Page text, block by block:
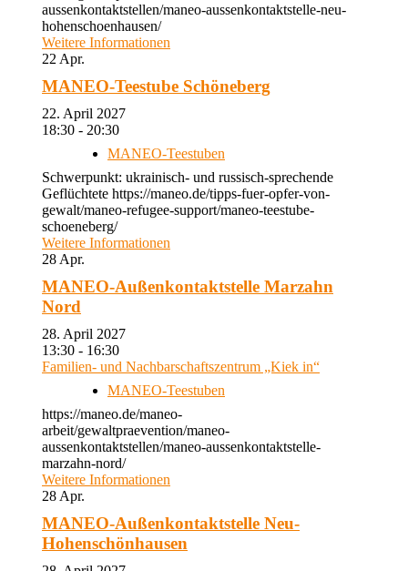
aussenkontaktstellen/maneo-aussenkontaktstelle-neu-
hohenschoenhausen/
Weitere Informationen
22 Apr.
MANEO-Teestube Schöneberg
22. April 2027
18:30 - 20:30
MANEO-Teestuben
Schwerpunkt: ukrainisch- und russisch-sprechende
Geflüchtete https://maneo.de/tipps-fuer-opfer-von-
gewalt/maneo-refugee-support/maneo-teestube-
schoeneberg/
Weitere Informationen
28 Apr.
MANEO-Außenkontaktstelle Marzahn
Nord
28. April 2027
13:30 - 16:30
Familien- und Nachbarschaftszentrum „Kiek in“
MANEO-Teestuben
https://maneo.de/maneo-
arbeit/gewaltpraevention/maneo-
aussenkontaktstellen/maneo-aussenkontaktstelle-
marzahn-nord/
Weitere Informationen
28 Apr.
MANEO-Außenkontaktstelle Neu-
Hohenschönhausen